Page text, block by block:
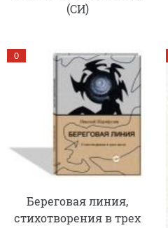
(СИ)
Береговая линия,
стихотворения в трех
0